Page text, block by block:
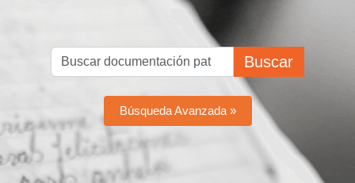
Buscar
Búsqueda Avanzada »